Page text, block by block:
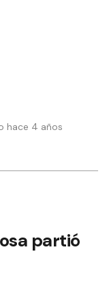
hace 4 años
partió